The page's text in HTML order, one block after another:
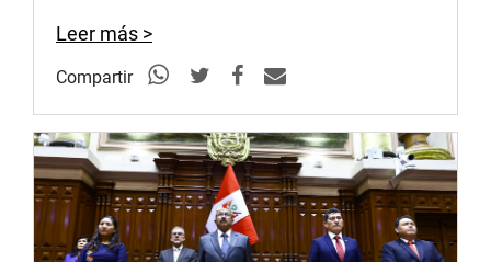
Comisaría
El alcalde del centro poblado de Naranjillo (Nueva
Cajamarca-Rioja-San Martín), Henry Díaz Rodríguez y su
gerente de administración municipal, Jorge Torres en su
reciente visita a Lima, con el apoyo de la congresista
Leer más >
Compartir